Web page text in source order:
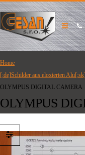
Home
[:de]Schilder aus eloxierten
OLYMPUS DIGITAL CAMERA
OLYMPUS